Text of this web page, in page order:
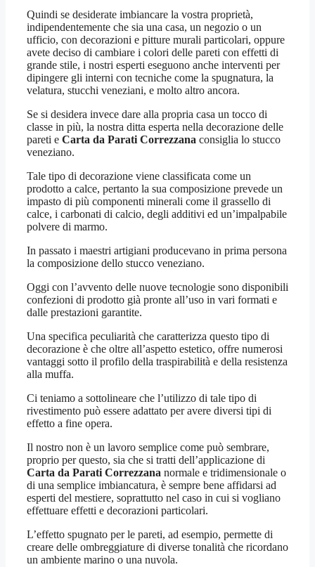
Quindi se desiderate imbiancare la vostra proprietà,
indipendentemente che sia una casa, un negozio o un
ufficio, con decorazioni e pitture murali particolari, oppure
avete deciso di cambiare i colori delle pareti con effetti di
grande stile, i nostri esperti eseguono anche interventi per
dipingere gli interni con tecniche come la spugnatura, la
velatura, stucchi veneziani, e molto altro ancora.
Se si desidera invece dare alla propria casa un tocco di
classe in più, la nostra ditta esperta nella decorazione delle
pareti e Carta da Parati Correzzana consiglia lo stucco
veneziano.
Tale tipo di decorazione viene classificata come un
prodotto a calce, pertanto la sua composizione prevede un
impasto di più componenti minerali come il grassello di
calce, i carbonati di calcio, degli additivi ed un’impalpabile
polvere di marmo.
In passato i maestri artigiani producevano in prima persona
la composizione dello stucco veneziano.
Oggi con l’avvento delle nuove tecnologie sono disponibili
confezioni di prodotto già pronte all’uso in vari formati e
dalle prestazioni garantite.
Una specifica peculiarità che caratterizza questo tipo di
decorazione è che oltre all’aspetto estetico, offre numerosi
vantaggi sotto il profilo della traspirabilità e della resistenza
alla muffa.
Ci teniamo a sottolineare che l’utilizzo di tale tipo di
rivestimento può essere adattato per avere diversi tipi di
effetto a fine opera.
Il nostro non è un lavoro semplice come può sembrare,
proprio per questo, sia che si tratti dell’applicazione di
Carta da Parati Correzzana normale e tridimensionale o
di una semplice imbiancatura, è sempre bene affidarsi ad
esperti del mestiere, soprattutto nel caso in cui si vogliano
effettuare effetti e decorazioni particolari.
L’effetto spugnato per le pareti, ad esempio, permette di
creare delle ombreggiature di diverse tonalità che ricordano
un ambiente marino o una nuvola.